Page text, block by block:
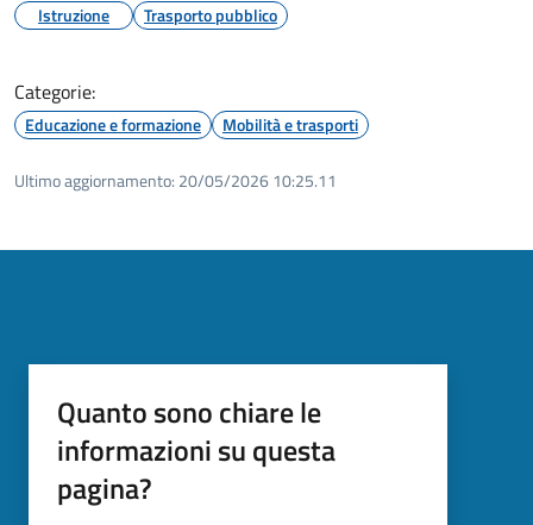
Istruzione Trasporto pubblico
Categorie:
Educazione e formazione Mobilità e trasporti
Ultimo aggiornamento: 20/05/2026 10:25.11
Quanto sono chiare le
informazioni su questa
pagina?